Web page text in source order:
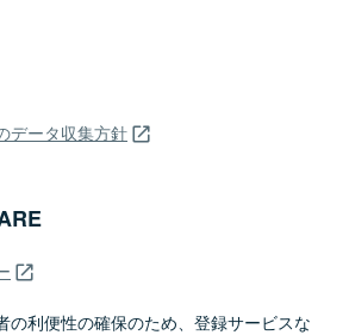
データ収集方針
の利便性の確保のため、登録サービスな